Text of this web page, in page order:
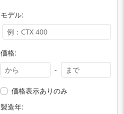
モデル:
価格:
-
価格表示ありのみ
製造年: